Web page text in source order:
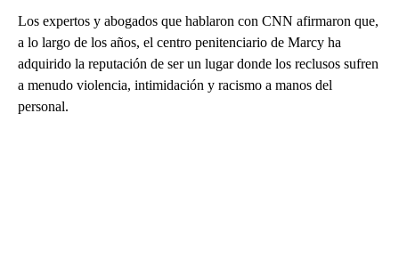
Los expertos y abogados que hablaron con CNN afirmaron que,
a lo largo de los años, el centro penitenciario de Marcy ha
adquirido la reputación de ser un lugar donde los reclusos sufren
a menudo violencia, intimidación y racismo a manos del
personal.